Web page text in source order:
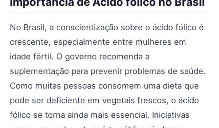
No Brasil, a conscientização sobre o ácido fólico é
crescente, especialmente entre mulheres em
idade fértil. O governo recomenda a
suplementação para prevenir problemas de saúde.
Como muitas pessoas consomem uma dieta que
pode ser deficiente em vegetais frescos, o ácido
fólico se torna ainda mais essencial. Iniciativas